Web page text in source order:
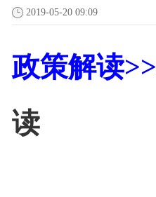
2019-05-20 09:09
政策解读>>
读